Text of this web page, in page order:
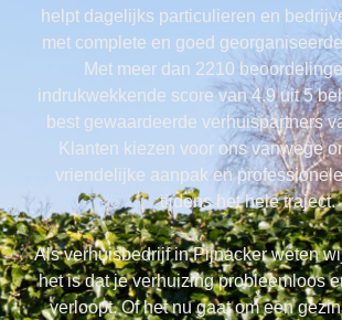
helpt dagelijks particulieren en
met complete en goed
Met meer dan 2210
indrukwekkende score van 4.9 uit 5
best gewaardeerde verhuispartners
Klanten kiezen voor ons vanwege
vriendelijke aanpak en
tijdens het hele traject.
Als verhuisbedrijf in Pijnacker weten
het is dat je verhuizing probleemloos
verloopt. Of het nu gaat om een